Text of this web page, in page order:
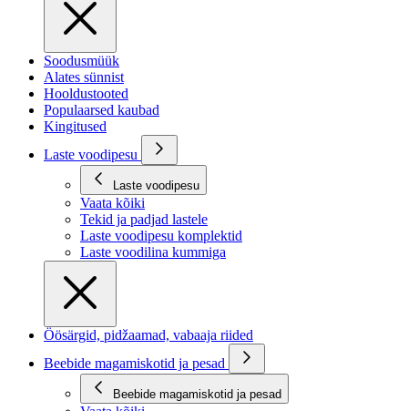
Soodusmüük
Alates sünnist
Hooldustooted
Populaarsed kaubad
Kingitused
Laste voodipesu
Laste voodipesu
Vaata kõiki
Tekid ja padjad lastele
Laste voodipesu komplektid
Laste voodilina kummiga
Öösärgid, pidžaamad, vabaaja riided
Beebide magamiskotid ja pesad
Beebide magamiskotid ja pesad